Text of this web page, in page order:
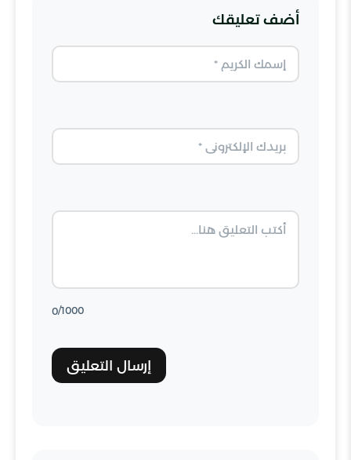
أضف تعليقك
الاسم
البريد الإلكتروني
التعليق
0/1000
إرسال التعليق